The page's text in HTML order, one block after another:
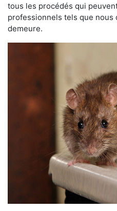
tous les procédés qui
professionnels tels que
demeure.